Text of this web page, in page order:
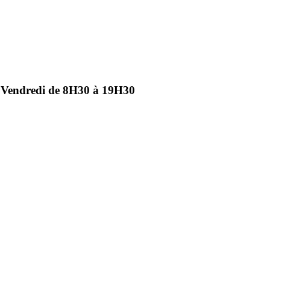
de 8H30 à 19H30